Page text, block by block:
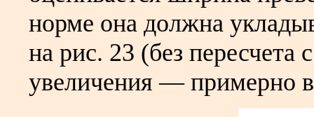
норме она должна
на рис. 23 (без пересчета
увеличения — примерно